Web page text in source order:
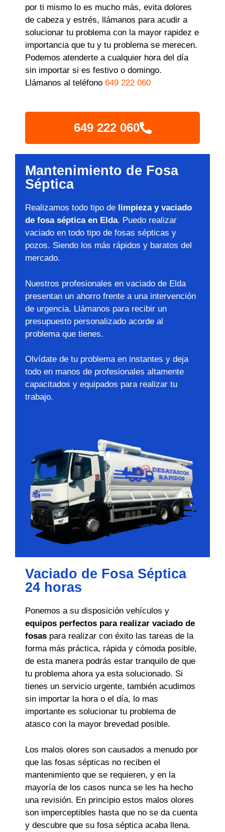
por ti mismo lo es mucho más, evita dolores
de cabeza y estrés, llámanos para acudir a
solucionar tu problema con la mayor rapidez e
importancia que tu y tu problema se merecen.
Podemos atenderte a cualquier hora del día
sin importar si es festivo o domingo.
Llámanos al teléfono 649 222 060
649 222 060
Mantenimiento de Fosa
Séptica
Realizamos todo tipo de limpieza y vaciado
de fosa séptica en Elda. Puedo realizar
vaciado en todo tipo de fosas sépticas y
pozos. Siendo los más rápidos y baratos del
mercado.
Nuestros profesionales en vaciado de Elda
presentan un ahorro frente a una intervención
de urgencia. Llámanos para recibir un
presupuesto personalizado acorde al
problema que tienes.
Olvídate de tu problema en instantes y deja
todo en manos de profesionales altamente
capacitados y equipados para realizar tu
trabajo.
Vaciado de Fosa Séptica
24 horas
Ponemos a su disposición vehículos y
equipos perfectos para realizar vaciado de
fosas para realizar con éxito las tareas de la
forma más práctica, rápida y cómoda posible,
de esta manera podrás estar tranquilo de que
tu problema ahora ya esta solucionado. Si
tienes un servicio urgente, también acudimos
sin importar la hora o el día, lo mas
importante es solucionar tu problema de
atasco con la mayor brevedad posible.
Los malos olores son causados a menudo por
que las fosas sépticas no reciben el
mantenimiento que se requieren, y en la
mayoría de los casos nunca se les ha hecho
una revisión. En principio estos malos olores
son imperceptibles hasta que no se da cuenta
y descubre que su fosa séptica acaba llena.